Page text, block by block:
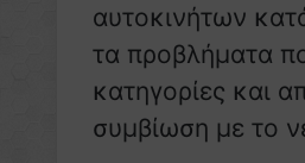
αυτοκινήτων
τα προβλήματα
κατηγορίες και
συμβίωση με το